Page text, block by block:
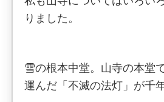
りました。
雪の根本中堂。山寺の本堂
運んだ「不滅の法灯」が千